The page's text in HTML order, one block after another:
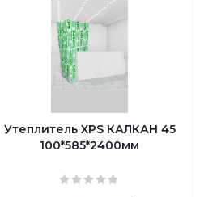
Утеплитель XPS КАЛКАН 45
100*585*2400мм